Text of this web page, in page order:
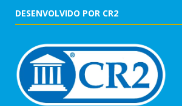
DESENVOLVIDO POR CR2